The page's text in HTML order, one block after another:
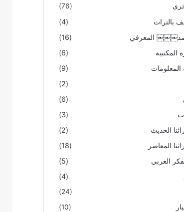
(76)
بالتراث
(4)
المعرفي
(16)
المكتبية
(6)
(9)
(2)
(6)
(3)
الحديث
(2)
المعاصر
(18)
الغربي
(5)
(4)
(24)
(10)